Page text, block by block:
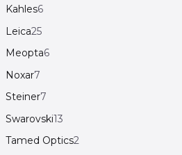
Kahles6
Leica25
Meopta6
Noxar7
Steiner7
Swarovski13
Tamed Optics2